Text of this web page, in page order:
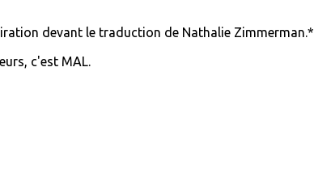
devant le traduction de Nathalie Zimmerman.*
c'est MAL.